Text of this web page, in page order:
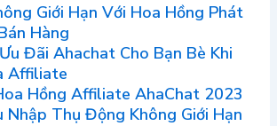
Giới Hạn Với Hoa Hồng Phát
Hàng
Đãi Ahachat Cho Bạn Bè Khi
Affiliate
Hồng Affiliate AhaChat 2023
Nhập Thụ Động Không Giới Hạn